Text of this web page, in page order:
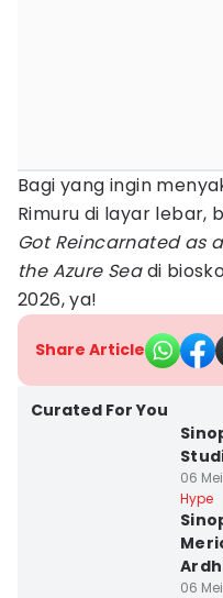
Bagi yang ingin
Rimuru di layar lebar,
Got Reincarnated as
the Azure Seadi
2026, ya!
Share Article
Curated For You
06
Hype
06